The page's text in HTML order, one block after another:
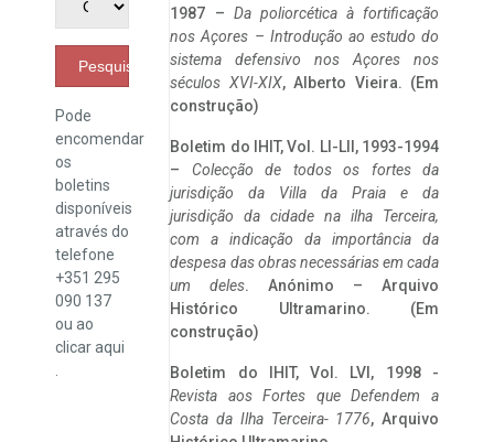
Pesquisar
Pode
encomendar
os
boletins
disponíveis
através do
telefone
+351 295
090 137
ou ao
clicaraqui
1987 – Da poliorcética à fortificação
nos Açores – Introdução ao estudo do
sistema defensivo nos Açores nos
séculos XVI-XIX, Alberto Vieira. (Em
construção)
Boletim do IHIT, Vol. LI-LII, 1993-1994
– Colecção de todos os fortes da
jurisdição da Villa da Praia e da
jurisdição da cidade na ilha Terceira,
com a indicação da importância da
despesa das obras necessárias em cada
um deles. Anónimo – Arquivo
Histórico Ultramarino. (Em
construção)
Boletim do IHIT, Vol. LVI, 1998 -
Revista aos Fortes que Defendem a
Costa da Ilha Terceira- 1776, Arquivo